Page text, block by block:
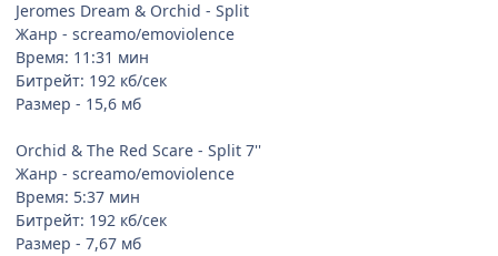
Jeromes Dream & Orchid - Split
Жанр - screamo/emoviolence
Время: 11:31 мин
Битрейт: 192 кб/сек
Размер - 15,6 мб
Orchid & The Red Scare - Split 7''
Жанр - screamo/emoviolence
Время: 5:37 мин
Битрейт: 192 кб/сек
Размер - 7,67 мб